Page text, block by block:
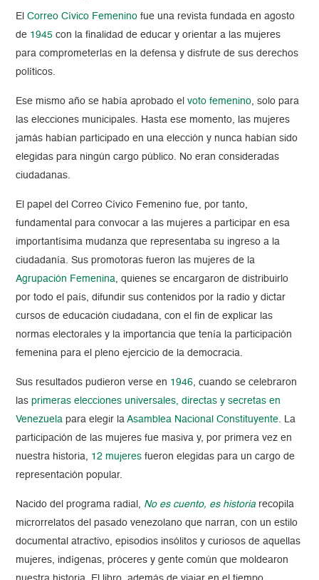
ElCorreo Cívico Femenino fue una revista fundada en agosto
de 1945 con la finalidad de educar y orientar a las mujeres
para comprometerlas en la defensa y disfrute de sus derechos
políticos.
Ese mismo año se había aprobado elvoto femenino, solo para
las elecciones municipales. Hasta ese momento, las mujeres
jamás habían participado en una elección y nunca habían sido
elegidas para ningún cargo público. No eran consideradas
ciudadanas.
El papel del Correo Cívico Femenino fue, por tanto,
fundamental para convocar a las mujeres a participar en esa
importantísima mudanza que representaba su ingreso a la
ciudadanía. Sus promotoras fueron las mujeres de la
Agrupación Femenina, quienes se encargaron de distribuirlo
por todo el país, difundir sus contenidos por la radio y dictar
cursos de educación ciudadana, con el fin de explicar las
normas electorales y la importancia que tenía la participación
femenina para el pleno ejercicio de la democracia.
Sus resultados pudieron verse en 1946, cuando se celebraron
lasprimeras elecciones universales, directas y secretas en
Venezuela para elegir laAsamblea Nacional Constituyente. La
participación de las mujeres fue masiva y, por primera vez en
nuestra historia, 12 mujeres fueron elegidas para un cargo de
representación popular.
Nacido del programa radial, No es cuento, es historia recopila
microrrelatos del pasado venezolano que narran, con un estilo
documental atractivo, episodios insólitos y curiosos de aquellas
mujeres, indígenas, próceres y gente común que moldearon